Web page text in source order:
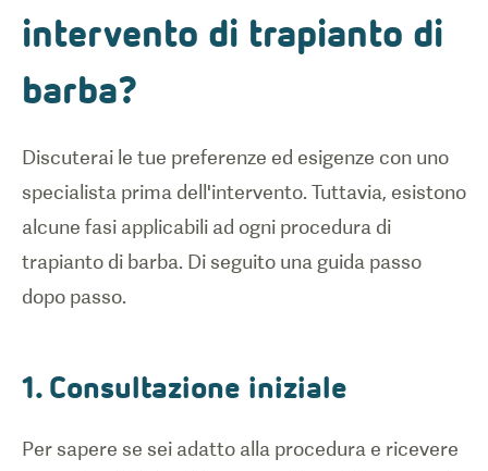
intervento di trapianto di
barba?
Discuterai le tue preferenze ed esigenze con uno
specialista prima dell'intervento. Tuttavia, esistono
alcune fasi applicabili ad ogni procedura di
trapianto di barba. Di seguito una guida passo
dopo passo.
1. Consultazione iniziale
Per sapere se sei adatto alla procedura e ricevere